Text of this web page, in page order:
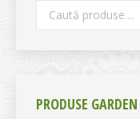
PRODUSE